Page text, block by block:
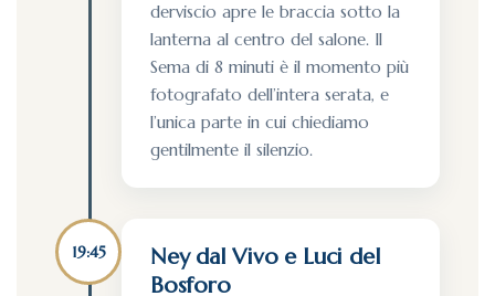
derviscio apre le braccia sotto la
lanterna al centro del salone. Il
Sema di 8 minuti è il momento più
fotografato dell’intera serata, e
l’unica parte in cui chiediamo
gentilmente il silenzio.
19:45
Ney dal Vivo e Luci del
Bosforo